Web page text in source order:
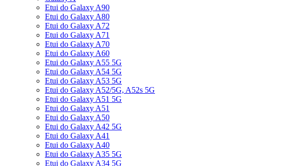
Etui do Galaxy A90
Etui do Galaxy A80
Etui do Galaxy A72
Etui do Galaxy A71
Etui do Galaxy A70
Etui do Galaxy A60
Etui do Galaxy A55 5G
Etui do Galaxy A54 5G
Etui do Galaxy A53 5G
Etui do Galaxy A52/5G, A52s 5G
Etui do Galaxy A51 5G
Etui do Galaxy A51
Etui do Galaxy A50
Etui do Galaxy A42 5G
Etui do Galaxy A41
Etui do Galaxy A40
Etui do Galaxy A35 5G
Etui do Galaxy A34 5G